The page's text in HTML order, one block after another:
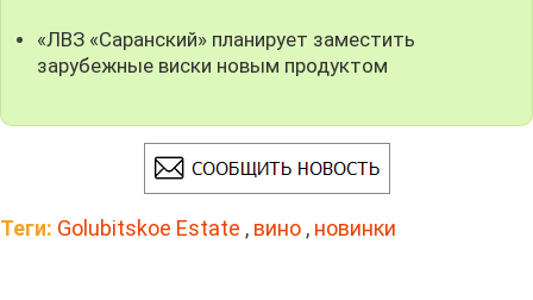
«ЛВЗ «Саранский» планирует заместить
зарубежные виски новым продуктом
Теги: Golubitskoe Estate , вино , новинки